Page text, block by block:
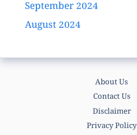
September 2024
August 2024
About Us
Contact Us
Disclaimer
Privacy Policy